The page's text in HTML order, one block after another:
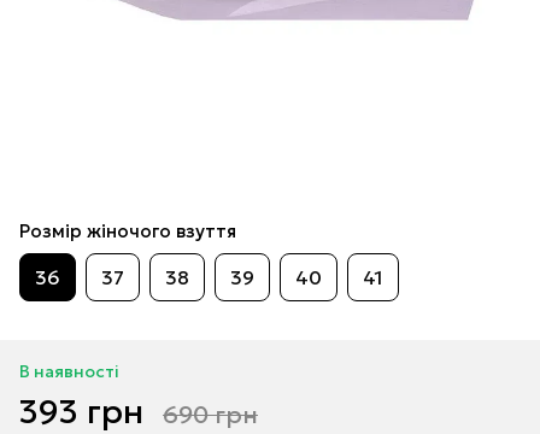
Розмір жіночого взуття
36 37 38 39 40 41
В наявності
393 грн 690 грн